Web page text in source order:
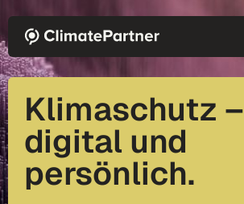
Klimaschutz –
digital und
persönlich.